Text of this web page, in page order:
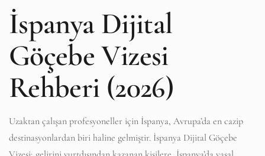
İspanya Dijital
Göçebe Vizesi
Rehberi (2026)
Uzaktan çalışan profesyoneller için İspanya, Avrupa’da en cazip
destinasyonlardan biri haline gelmiştir. İspanya Dijital Göçebe